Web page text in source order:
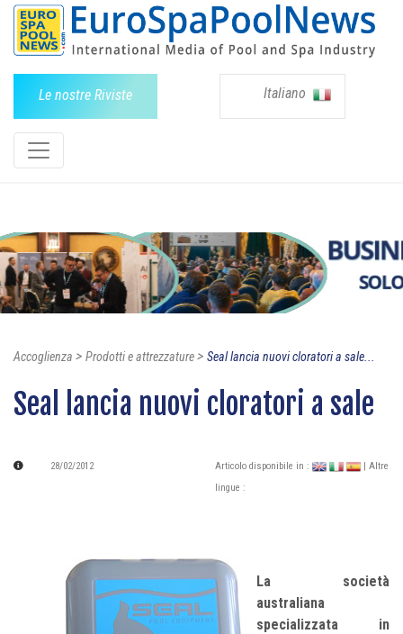
Le nostre Riviste Italiano
Accoglienza > Prodotti e attrezzature> Seal lancia nuovi cloratori a sale...
Seal lancia nuovi cloratori a sale
28/02/2012 Articolo disponibile in :
| Altre
lingue :
La società
australiana
specializzata in